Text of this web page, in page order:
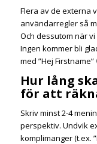
Flera av de externa
användarregler så
Och dessutom när
Ingen kommer bli
med ”Hej Firstname”
Hur lång
för att
Skriv minst 2-4
perspektiv. Undvik
komplimanger (t.ex.